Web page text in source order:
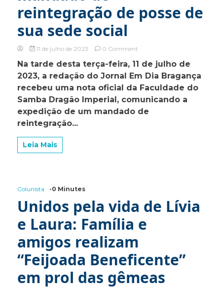
reintegração de posse de
sua sede social
11 de julho de 2023 0 Commenton
do
Samba
Dragão
Imperial
recebe
mandado
Na tarde desta terça-feira, 11 de julho de
2023, a redação do Jornal Em Dia Bragança
recebeu uma nota oficial da Faculdade do
Samba Dragão Imperial, comunicando a
expedição de um mandado de
reintegração...
Leia Mais
Colunista -0 Minutes
Unidos pela vida de Lívia
e Laura: Família e
amigos realizam
“Feijoada Beneficente”
em prol das gêmeas